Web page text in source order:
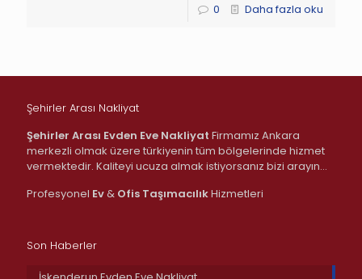
0 Daha fazla oku
Şehirler Arası Nakliyat
Şehirler Arası Evden Eve Nakliyat Firmamız Ankara
merkezli olmak üzere türkiyenin tüm bölgelerinde hizmet
vermektedir. Kaliteyi ucuza almak istiyorsanız bizi arayın…
Profesyonel Ev& Ofis TaşımacılıkHizmetleri
Son Haberler